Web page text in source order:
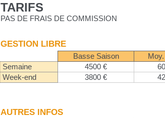
TARIFS
PAS DE FRAIS DE COMMISSION
GESTION LIBRE
Basse Saison
Semaine
4500 €
Week-end
3800 €
AUTRES INFOS